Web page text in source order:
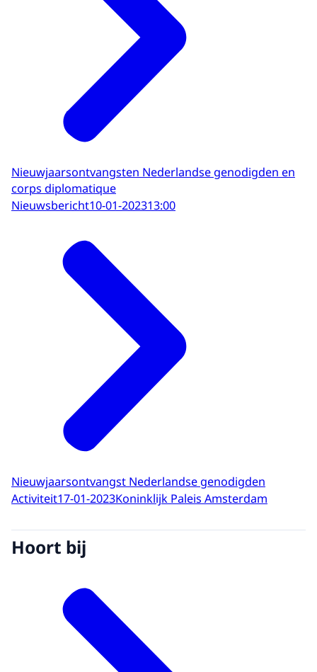
Nieuwjaarsontvangsten Nederlandse genodigden en
corps diplomatique
Nieuwsbericht10-01-202313:00
Nieuwjaarsontvangst Nederlandse genodigden
Activiteit17-01-2023Koninklijk Paleis Amsterdam
Hoort bij